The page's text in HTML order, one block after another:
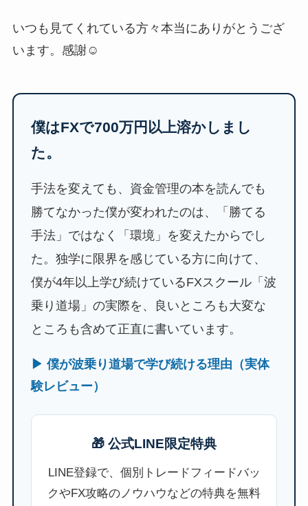
いつも見てくれている方々本当にありがとうござ
います。感謝☺
僕はFXで700万円以上溶かしまし
た。
手法を変えても、資金管理の本を読んでも
勝てなかった僕が変われたのは、「勝てる
手法」ではなく「環境」を変えたからでし
た。独学に限界を感じている方に向けて、
僕が4年以上学び続けているFXスクール「波
乗り道場」の実際を、良いところも大変な
ところも含めて正直に書いています。
▶ 僕が波乗り道場で学び続ける理由（実体
験レビュー）
🎁 公式LINE限定特典
LINE登録で、個別トレードフィードバッ
クやFX攻略のノウハウなどの特典を無料